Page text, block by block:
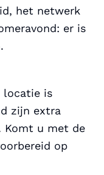
het netwerk
er is
locatie is
zijn extra
Komt u met de
op